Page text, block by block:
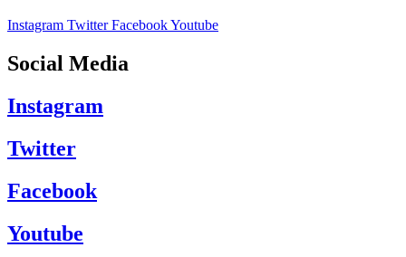
Instagram Twitter FacebookYoutube
Social Media
Instagram
Twitter
Facebook
Youtube